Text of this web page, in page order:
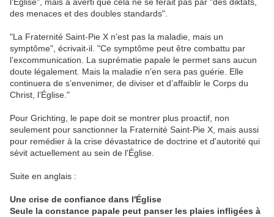
des menaces et des doubles standards".
"La Fraternité Saint-Pie X n’est pas la maladie, mais un
symptôme", écrivait-il. "Ce symptôme peut être combattu par
l’excommunication. La suprématie papale le permet sans aucun
doute légalement. Mais la maladie n’en sera pas guérie. Elle
continuera de s’envenimer, de diviser et d’affaiblir le Corps du
Christ, l’Église."
Pour Grichting, le pape doit se montrer plus proactif, non
seulement pour sanctionner la Fraternité Saint-Pie X, mais aussi
pour remédier à la crise dévastatrice de doctrine et d'autorité qui
sévit actuellement au sein de l'Église.
Suite en anglais :
Une crise de confiance dans l'Église
Seule la constance papale peut panser les plaies infligées à